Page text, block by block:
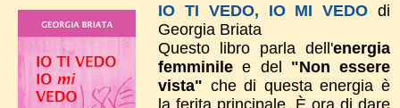
IO TI VEDO, IO MI VEDO di
Georgia Briata
Questo libro parla dell'energia
femminilee del "Non essere
vista" che di questa energia è
la ferita principale. È ora di dare